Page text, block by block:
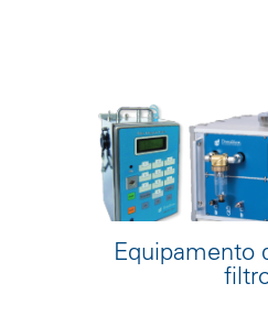
Equipamento